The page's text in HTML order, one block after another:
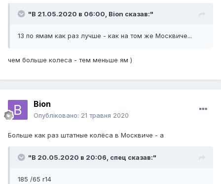
"В 21.05.2020 в 06:00, Bion сказав:"
13 по ямам как раз лучше - как на том же Москвиче...
чем больше колеса - тем меньше ям )
Bion
Опубліковано: 21 травня 2020
Больше как раз штатные колёса в Москвиче - а
"В 20.05.2020 в 20:06, спец сказав:"
185 /65 r14